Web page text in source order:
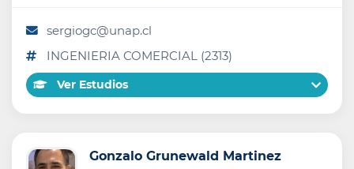
sergiogc@unap.cl
INGENIERIA COMERCIAL (2313)
Ver Estudios
Gonzalo Grunewald Martinez